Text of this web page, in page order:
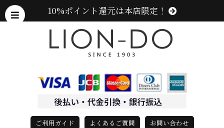
10%ポイント還元は本店限定！
ご利用ガイド よくあるご質問 お問い合わせ